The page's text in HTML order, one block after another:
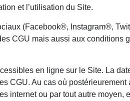
et l’utilisation du Site.
(Facebook®, Instagram®,
CGU mais aussi aux conditions
en ligne sur le Site. La
CGU. Au cas où
internet ou par tout autre